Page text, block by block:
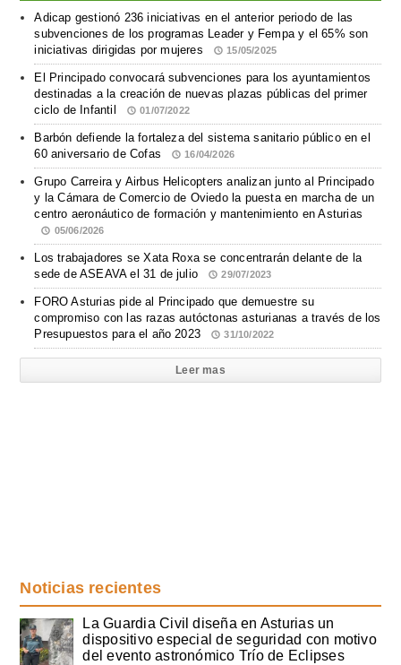
Adicap gestionó 236 iniciativas en el anterior periodo de las
subvenciones de los programas Leader y Fempa y el 65% son
iniciativas dirigidas por mujeres
15/05/2025
El Principado convocará subvenciones para los ayuntamientos
destinadas a la creación de nuevas plazas públicas del primer
ciclo de Infantil
01/07/2022
Barbón defiende la fortaleza del sistema sanitario público en el
60 aniversario de Cofas
16/04/2026
Grupo Carreira y Airbus Helicopters analizan junto al Principado
y la Cámara de Comercio de Oviedo la puesta en marcha de un
centro aeronáutico de formación y mantenimiento en Asturias
05/06/2026
Los trabajadores se Xata Roxa se concentrarán delante de la
sede de ASEAVA el 31 de julio
29/07/2023
FORO Asturias pide al Principado que demuestre su
compromiso con las razas autóctonas asturianas a través de los
Presupuestos para el año 2023
31/10/2022
Leer mas
Noticias recientes
La Guardia Civil diseña en Asturias un
dispositivo especial de seguridad con motivo
del evento astronómico Trío de Eclipses